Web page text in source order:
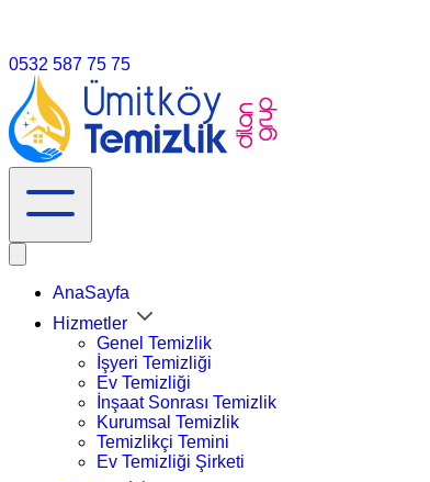
0532 587 75 75
AnaSayfa
Hizmetler
Genel Temizlik
İşyeri Temizliği
Ev Temizliği
İnşaat Sonrası Temizlik
Kurumsal Temizlik
Temizlikçi Temini
Ev Temizliği Şirketi